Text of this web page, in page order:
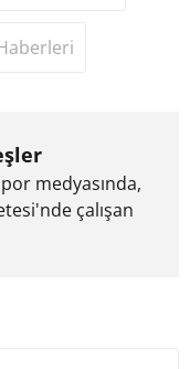
medyasında,
çalışan
2020 yılında